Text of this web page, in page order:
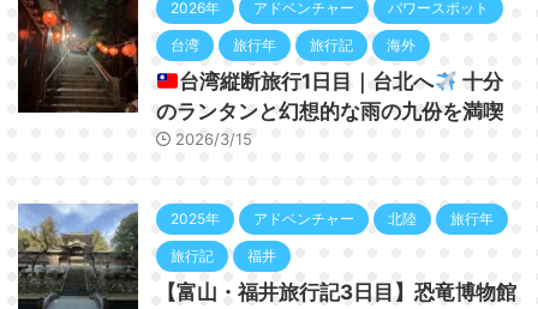
2026年 アドベンチャー パワースポット
台湾 旅行年 旅行記 海外
台湾縦断旅行1日目｜台北へ
十分
のランタンと幻想的な雨の九份を満喫
2026/3/15
2025年 アドベンチャー 北陸 旅行年
旅行記 福井
【富山・福井旅行記3日目】恐竜博物館